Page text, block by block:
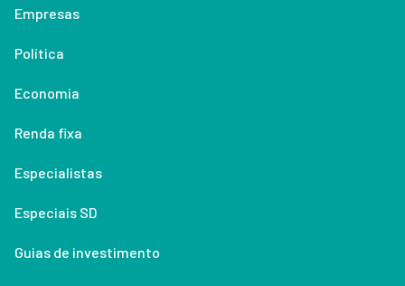
Empresas
Política
Economia
Renda fixa
Especialistas
Especiais SD
Guias de investimento